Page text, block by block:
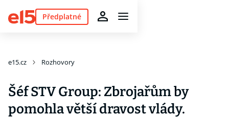
Předplatné
e15.cz Rozhovory
Šéf STV Group: Zbrojařům by
pomohla větší dravost vlády.